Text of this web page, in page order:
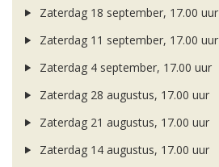
Zaterdag 18 september, 17.00 uur
Zaterdag 11 september, 17.00 uur
Zaterdag 4 september, 17.00 uur
Zaterdag 28 augustus, 17.00 uur
Zaterdag 21 augustus, 17.00 uur
Zaterdag 14 augustus, 17.00 uur